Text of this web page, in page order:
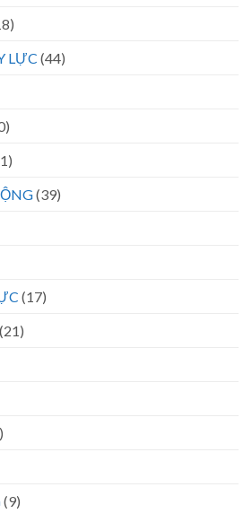
LỰC (44)
(39)
(17)
(21)
(9)